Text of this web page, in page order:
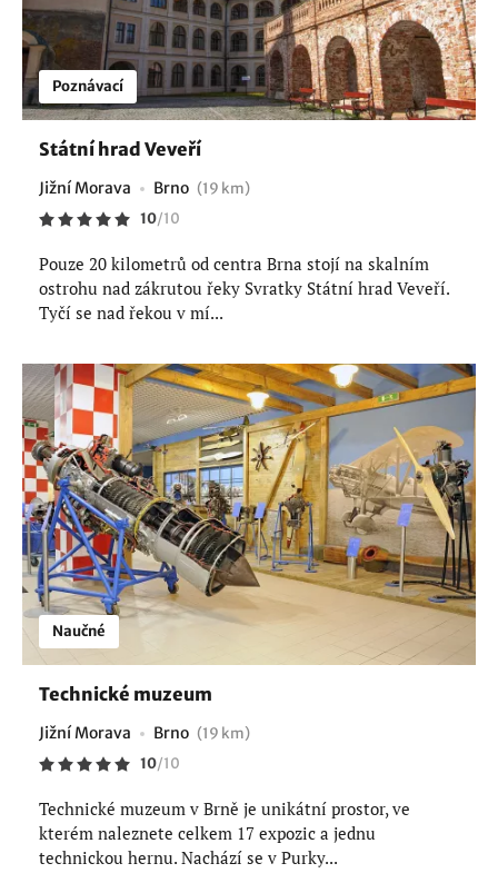
Poznávací
Státní hrad Veveří
Jižní Morava Brno (19 km)
10/10
Pouze 20 kilometrů od centra Brna stojí na skalním
ostrohu nad zákrutou řeky Svratky Státní hrad Veveří.
Tyčí se nad řekou v mí...
Naučné
Technické muzeum
Jižní Morava Brno (19 km)
10/10
Technické muzeum v Brně je unikátní prostor, ve
kterém naleznete celkem 17 expozic a jednu
technickou hernu. Nachází se v Purky...